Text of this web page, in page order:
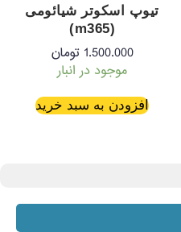
تیوپ اسکوتر شیائومی
(m365)
1.500.000 تومان
موجود در انبار
افزودن به سبد خرید